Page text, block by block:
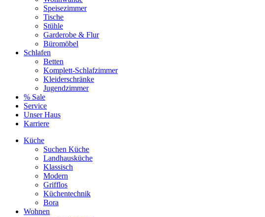
Speisezimmer
Tische
Stühle
Garderobe & Flur
Büromöbel
Schlafen
Betten
Komplett-Schlafzimmer
Kleiderschränke
Jugendzimmer
% Sale
Service
Unser Haus
Karriere
Küche
Suchen Küche
Landhausküche
Klassisch
Modern
Grifflos
Küchentechnik
Bora
Wohnen